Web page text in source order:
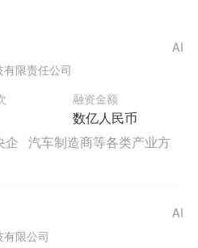
限责任公司
融资金额
数亿人民币
AI
企 汽车制造商等各类产业方
限公司
AI